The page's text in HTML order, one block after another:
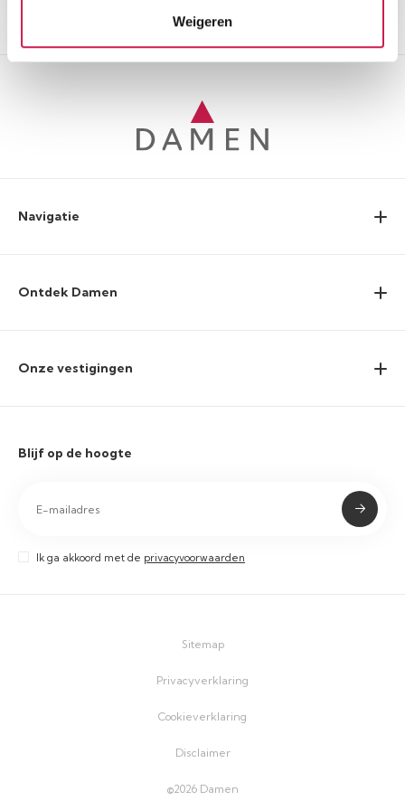
Weigeren
Navigatie
Ontdek Damen
Onze vestigingen
Blijf op de hoogte
Ik ga akkoord met de privacyvoorwaarden
©2026 Damen
Sitemap
Privacyverklaring
Cookieverklaring
Disclaimer